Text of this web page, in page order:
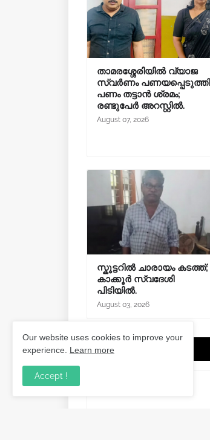
താമരശ്ശേരിയിൽ വ്യാജ
സ്വർണം പണയപ്പെടുത്തി
പണം തട്ടാൻ ശ്രമം;
രണ്ടുപേർ അറസ്റ്റിൽ.
August 07, 2026
സ്കൂട്ടറിൽ ചാരായം കടത്ത്;
കാക്കൂർ സ്വദേശി
പിടിയിൽ.
August 03, 2026
Post a Comment
Our website uses cookies to improve your
experience. Learn more
Accept !